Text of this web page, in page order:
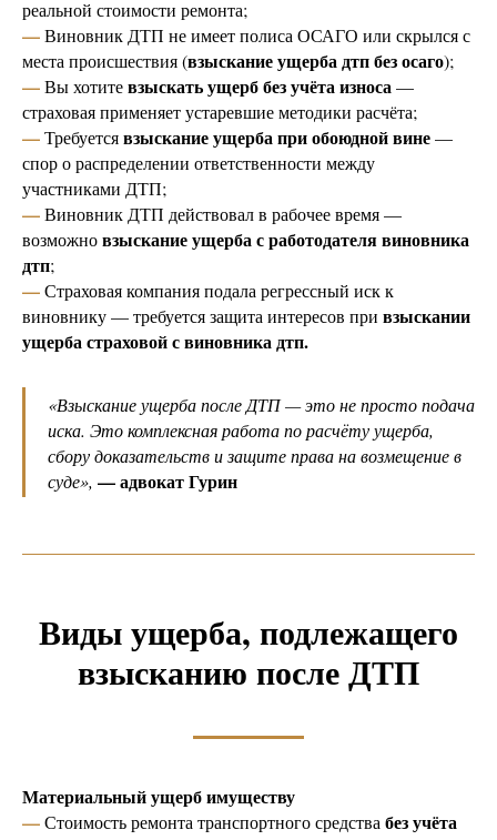
реальной стоимости ремонта;
—Виновник ДТП не имеет полиса ОСАГО или скрылся с
места происшествия (взыскание ущерба дтп без осаго);
—Вы хотитевзыскать ущерб без учёта износа—
страховая применяет устаревшие методики расчёта;
—Требуетсявзыскание ущерба при обоюдной вине—
спор о распределении ответственности между
участниками ДТП;
—Виновник ДТП действовал в рабочее время —
возможновзыскание ущерба с работодателя виновника
дтп;
—Страховая компания подала регрессный иск к
виновнику — требуется защита интересов при взыскании
ущерба страховой с виновника дтп.
«Взыскание ущерба после ДТП — это не просто подача
иска. Это комплексная работа по расчёту ущерба,
сбору доказательств и защите права на возмещение в
суде», — адвокат Гурин
Виды ущерба, подлежащего
взысканию после ДТП
Материальный ущерб имуществу
—Стоимость ремонта транспортного средства без учёта